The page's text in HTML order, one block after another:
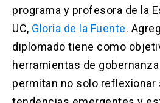
programa y profesora de la
UC, Gloria de la Fuente.
diplomado tiene como
herramientas de
permitan no solo reflexionar